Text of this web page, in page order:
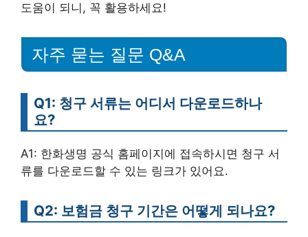
도움이 되니, 꼭 활용하세요!
자주 묻는 질문 Q&A
Q1: 청구 서류는 어디서 다운로드하나
요?
A1: 한화생명 공식 홈페이지에 접속하시면 청구 서
류를 다운로드할 수 있는 링크가 있어요.
Q2: 보험금 청구 기간은 어떻게 되나요?